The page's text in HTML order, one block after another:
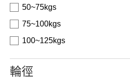
50~75kgs
75~100kgs
100~125kgs
輪徑